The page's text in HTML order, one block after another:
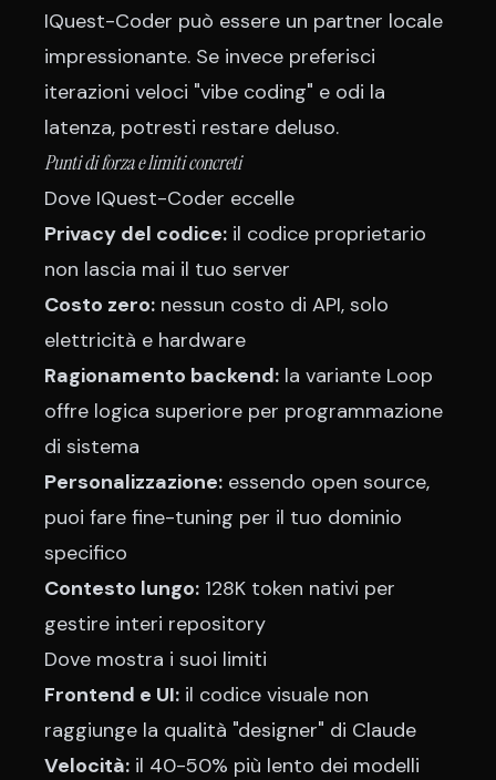
IQuest-Coder può essere un partner locale
impressionante. Se invece preferisci
iterazioni veloci "vibe coding" e odi la
latenza, potresti restare deluso.
Punti di forza e limiti concreti
Dove IQuest-Coder eccelle
Privacy del codice: il codice proprietario
non lascia mai il tuo server
Costo zero: nessun costo di API, solo
elettricità e hardware
Ragionamento backend: la variante Loop
offre logica superiore per programmazione
di sistema
Personalizzazione: essendo open source,
puoi fare fine-tuning per il tuo dominio
specifico
Contesto lungo: 128K token nativi per
gestire interi repository
Dove mostra i suoi limiti
Frontend e UI: il codice visuale non
raggiunge la qualità "designer" di Claude
Velocità: il 40-50% più lento dei modelli